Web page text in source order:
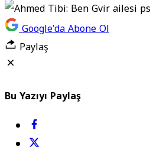
Google'da Abone Ol
Paylaş
Bu Yazıyı Paylaş